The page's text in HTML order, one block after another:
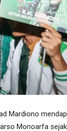
Mardiono
Monoarfa